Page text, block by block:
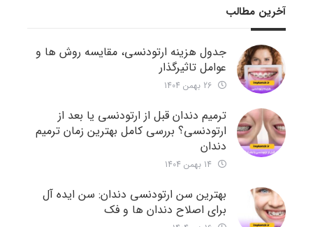
آخرین مطالب
جدول هزینه ارتودنسی، مقایسه روش ها و
عوامل تاثیرگذار
ترمیم دندان قبل از ارتودنسی یا بعد از
ارتودنسی؟ بررسی کامل بهترین زمان ترمیم
دندان
بهترین سن ارتودنسی دندان: سن ایده آل
برای اصلاح دندان ها و فک